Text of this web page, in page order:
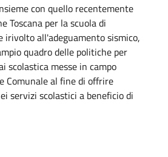
con quello recentemente
Toscana per la scuola di
irivolto all'adeguamento sismico,
quadro delle politiche per
scolastica messe in campo
Comunale al fine di offrire
servizi scolastici a beneficio di